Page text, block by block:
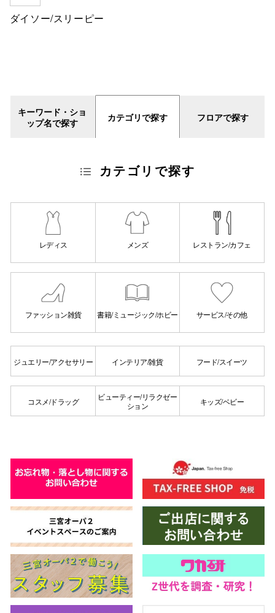
ダイソー/スリーピー
キーワード・ショ
ップ名で探す
カテゴリで探す
カテゴリで探す
レディス メンズ レストラン/カフェ
ファッション雑貨 書籍/ミュージック/ホビー サービス/その他
ジュエリー/アクセサリー インテリア/雑貨 フード/スイーツ
コスメ/ドラッグ
ビューティー/リラクゼー
ション
キッズ/ベビー
フロアで探す